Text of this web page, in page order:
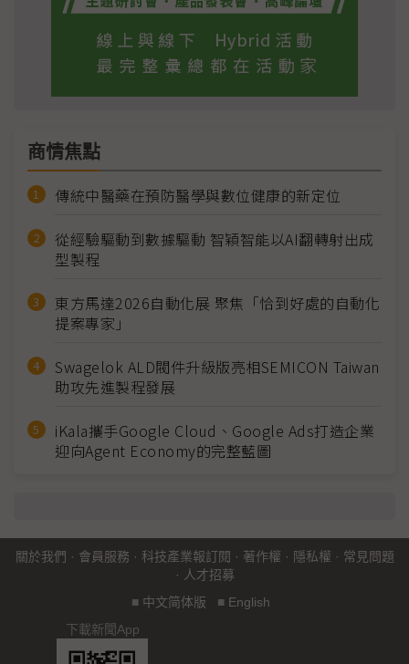
商情焦點
傳統中醫藥在預防醫學與數位健康的新定位
從經驗驅動到數據驅動 智穎智能以AI翻轉射出成
型製程
東方馬達2026自動化展 聚焦「恰到好處的自動化
提案專家」
Swagelok ALD閥件升級版亮相SEMICON Taiwan
助攻先進製程發展
iKala攜手Google Cloud、Google Ads打造企業
迎向Agent Economy的完整藍圖
關於我們 · 會員服務 · 科技產業報訂閱 · 著作權 · 隱私權 · 常見問題
· 人才招募
■ 中文简体版 ■ English
下載新聞App